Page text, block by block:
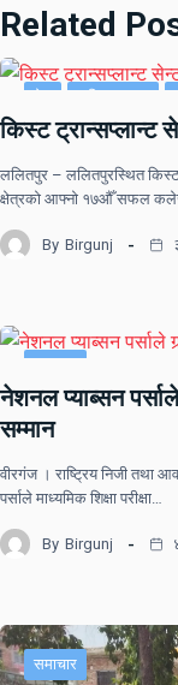
Related
किस्ट ट्रान्सप्लान्ट
ललितपुर – ललितपुरस्थित किस्ट
क्षेत्रको आफ्नो १७औँ सफल
By Birgunj
नेशनल प्याब्सन
सम्मान
वीरगंज । राष्ट्रिय निजी तथा
पर्साले माध्यमिक शिक्षा परीक्षा…
By Birgunj
समाचार